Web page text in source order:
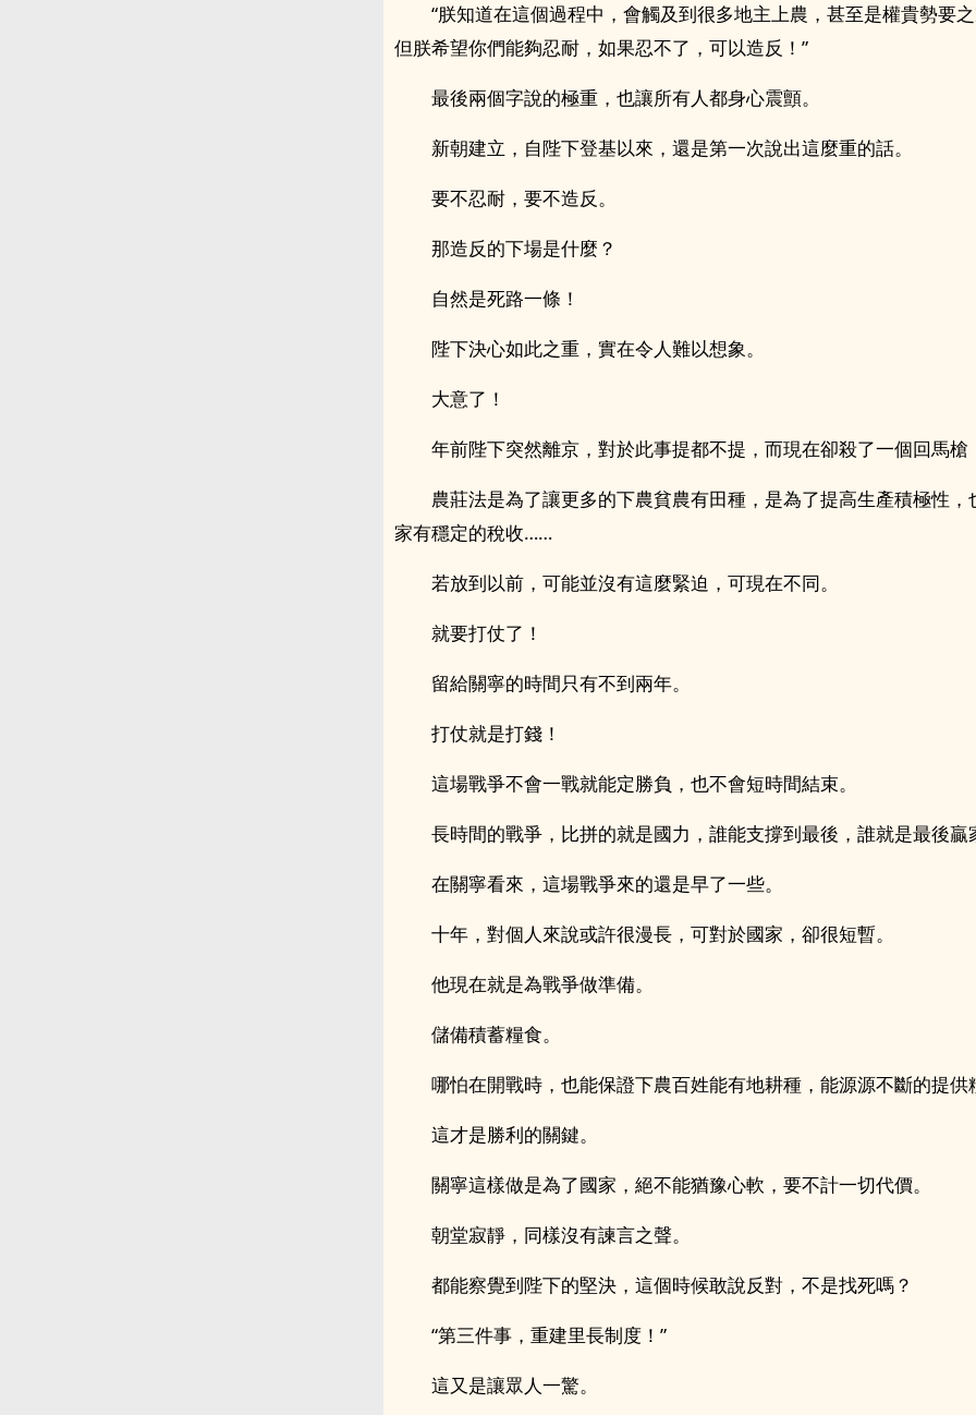
“朕知道在這個過程中，會觸及到很多地主上農，甚至是權貴勢要
但朕希望你們能夠忍耐，如果忍不了，可以造反！”
最後兩個字說的極重，也讓所有人都身心震顫。
新朝建立，自陛下登基以來，還是第一次說出這麼重的話。
要不忍耐，要不造反。
那造反的下場是什麼？
自然是死路一條！
陛下決心如此之重，實在令人難以想象。
大意了！
年前陛下突然離京，對於此事提都不提，而現在卻殺了一個回馬槍
農莊法是為了讓更多的下農貧農有田種，是為了提高生產積極性，
家有穩定的稅收……
若放到以前，可能並沒有這麼緊迫，可現在不同。
就要打仗了！
留給關寧的時間只有不到兩年。
打仗就是打錢！
這場戰爭不會一戰就能定勝負，也不會短時間結束。
長時間的戰爭，比拼的就是國力，誰能支撐到最後，誰就是最後贏
在關寧看來，這場戰爭來的還是早了一些。
十年，對個人來說或許很漫長，可對於國家，卻很短暫。
他現在就是為戰爭做準備。
儲備積蓄糧食。
哪怕在開戰時，也能保證下農百姓能有地耕種，能源源不斷的提供
這才是勝利的關鍵。
關寧這樣做是為了國家，絕不能猶豫心軟，要不計一切代價。
朝堂寂靜，同樣沒有諫言之聲。
都能察覺到陛下的堅決，這個時候敢說反對，不是找死嗎？
“第三件事，重建里長制度！”
這又是讓眾人一驚。